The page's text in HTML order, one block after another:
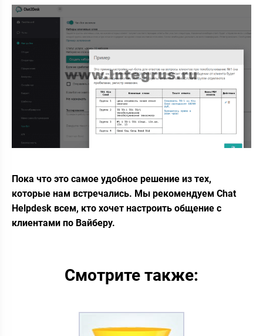
Пока что это самое удобное решение из тех,
которые нам встречались. Мы рекомендуем Chat
Helpdesk всем, кто хочет настроить общение с
клиентами по Вайберу.
Смотрите также: